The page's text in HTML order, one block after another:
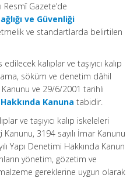
Gazete’de
ve Güvenliği
ve standartlarda belirtilen
kalıplar ve taşıyıcı kalıp
söküm ve denetim dâhil
Kanunu ve 29/6/2001 tarihli
Kanuna tabidir.
ve taşıyıcı kalıp iskeleleri
Kanunu, 3194 sayılı İmar Kanunu
Yapı Denetimi Hakkında Kanun
yönetim, gözetim ve
gereklerine uygun olarak